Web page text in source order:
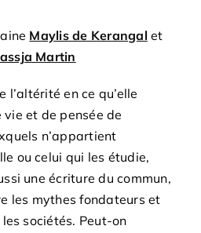
Maylis de Kerangal et
Martin
en ce qu’elle
et de pensée de
n’appartient
ou celui qui les étudie,
une écriture du commun,
les mythes fondateurs et
sociétés. Peut-on